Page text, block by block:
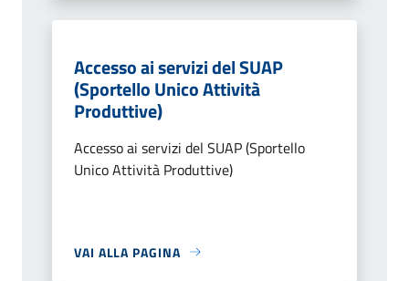
Accesso ai servizi del SUAP
(Sportello Unico Attività
Produttive)
Accesso ai servizi del SUAP (Sportello
Unico Attività Produttive)
VAI ALLA PAGINA